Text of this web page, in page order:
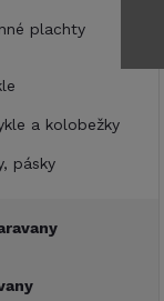
plachty
a kolobežky
pásky